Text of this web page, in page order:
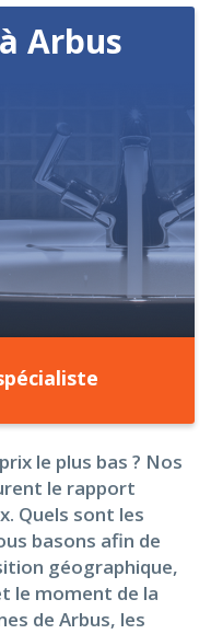
Arbus
le plus bas ? Nos
le rapport
Quels sont les
basons afin de
géographique,
le moment de la
de Arbus, les